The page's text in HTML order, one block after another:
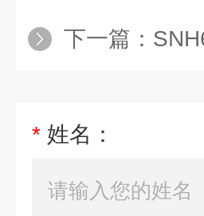
下一篇：
* 姓名：